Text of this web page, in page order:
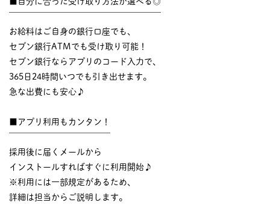
お給料はご自身の銀行口座でも、
セブン銀行ATMでも受け取り可能！
セブン銀行ならアプリのコード入力で、
365日24時間いつでも引き出せます。
急な出費にも安心♪
■アプリ利用もカンタン！
採用後に届くメールから
インストールすればすぐに利用開始♪
※利用には一部規定があるため、
詳細は担当からご説明します。